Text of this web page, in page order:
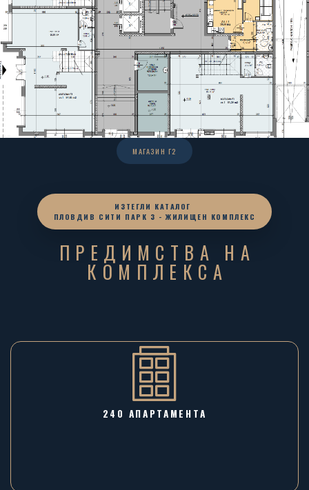
МАГАЗИН Г2
ИЗТЕГЛИ КАТАЛОГ
ПЛОВДИВ СИТИ ПАРК 3 - ЖИЛИЩЕН КОМПЛЕКС
ПРЕДИМСТВА НА
КОМПЛЕКСА
240 АПАРТАМЕНТА